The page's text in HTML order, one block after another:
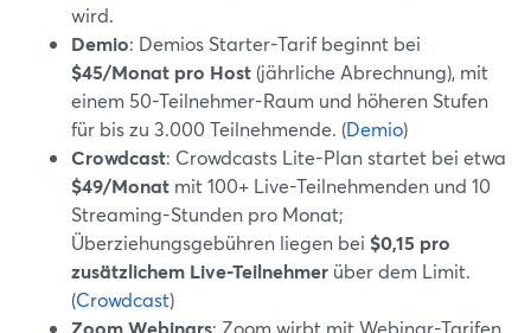
wird.
Demio: Demios Starter-Tarif beginnt bei
$45/Monat pro Host (jährliche Abrechnung), mit
einem 50-Teilnehmer-Raum und höheren Stufen
für bis zu 3.000 Teilnehmende. (Demio)
Crowdcast: Crowdcasts Lite-Plan startet bei etwa
$49/Monat mit 100+ Live-Teilnehmenden und 10
Streaming-Stunden pro Monat;
Überziehungsgebühren liegen bei $0,15 pro
zusätzlichem Live-Teilnehmer über dem Limit.
(Crowdcast)
Zoom Webinars: Zoom wirbt mit Webinar-Tarifen